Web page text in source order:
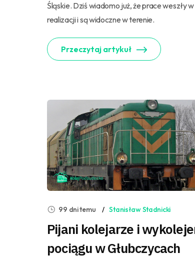
Śląskie. Dziś wiadomo już, że prace weszły
realizacji i są widoczne w terenie.
Przeczytaj artykuł
99 dni temu Stanisław Stadnicki
Pijani kolejarze i
pociągu w Głubczycach